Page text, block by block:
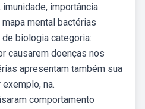
importância.
mental bactérias
biologia categoria:
causarem doenças nos
apresentam também sua
na.
comportamento